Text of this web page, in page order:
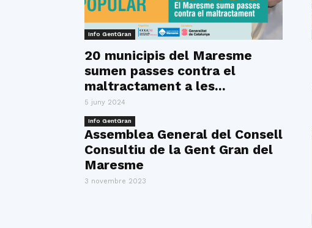
Info GentGran
20 municipis del Maresme
sumen passes contra el
maltractament a les...
5 juny 2024
Info GentGran
Assemblea General del Consell
Consultiu de la Gent Gran del
Maresme
3 novembre 2023